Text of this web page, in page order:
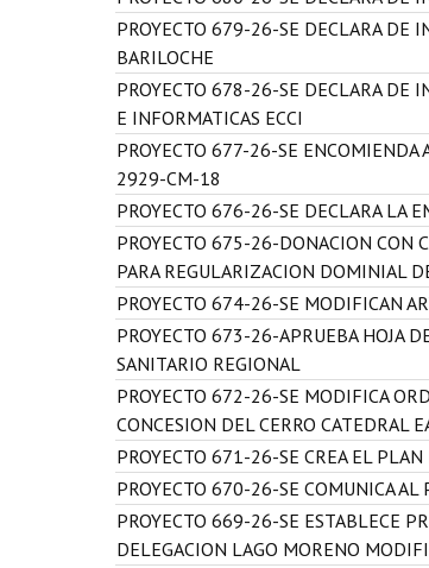
PROYECTO 679-26-SE DECLARA DE
BARILOCHE
PROYECTO 678-26-SE DECLARA DE
E INFORMATICAS ECCI
PROYECTO 677-26-SE ENCOMIENDA
2929-CM-18
PROYECTO 676-26-SE DECLARA LA
PROYECTO 675-26-DONACION CON
PARA REGULARIZACION DOMINIAL
PROYECTO 674-26-SE MODIFICAN
PROYECTO 673-26-APRUEBA HOJA
SANITARIO REGIONAL
PROYECTO 672-26-SE MODIFICA
CONCESION DEL CERRO CATEDRAL
PROYECTO 671-26-SE CREA EL
PROYECTO 670-26-SE COMUNICA AL
PROYECTO 669-26-SE ESTABLECE
DELEGACION LAGO MORENO